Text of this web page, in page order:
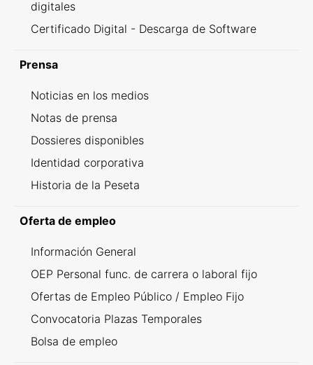
digitales
Certificado Digital - Descarga de Software
Prensa
Noticias en los medios
Notas de prensa
Dossieres disponibles
Identidad corporativa
Historia de la Peseta
Oferta de empleo
Información General
OEP Personal func. de carrera o laboral fijo
Ofertas de Empleo Público / Empleo Fijo
Convocatoria Plazas Temporales
Bolsa de empleo